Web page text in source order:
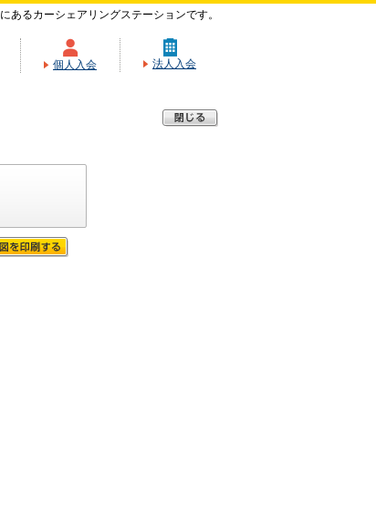
あるカーシェアリングステーションです。
個人入会 法人入会